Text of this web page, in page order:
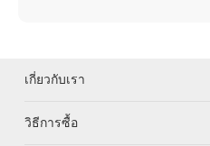
เกี่ยวกับเรา
วิธีการซื้อ